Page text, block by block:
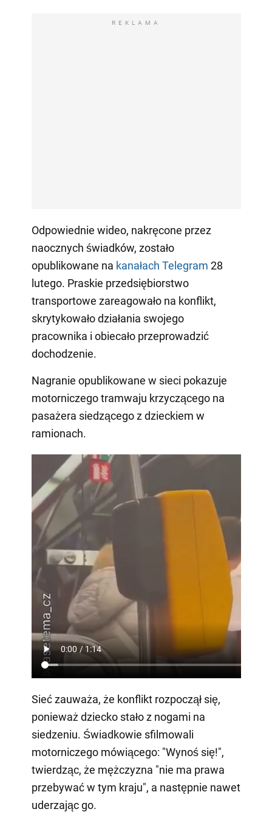
REKLAMA
Odpowiednie wideo, nakręcone przez
naocznych świadków, zostało
opublikowane na kanałach Telegram 28
lutego. Praskie przedsiębiorstwo
transportowe zareagowało na konflikt,
skrytykowało działania swojego
pracownika i obiecało przeprowadzić
dochodzenie.
Nagranie opublikowane w sieci pokazuje
motorniczego tramwaju krzyczącego na
pasażera siedzącego z dzieckiem w
ramionach.
Sieć zauważa, że konflikt rozpoczął się,
ponieważ dziecko stało z nogami na
siedzeniu. Świadkowie sfilmowali
motorniczego mówiącego: "Wynoś się!",
twierdząc, że mężczyzna "nie ma prawa
przebywać w tym kraju", a następnie nawet
uderzając go.